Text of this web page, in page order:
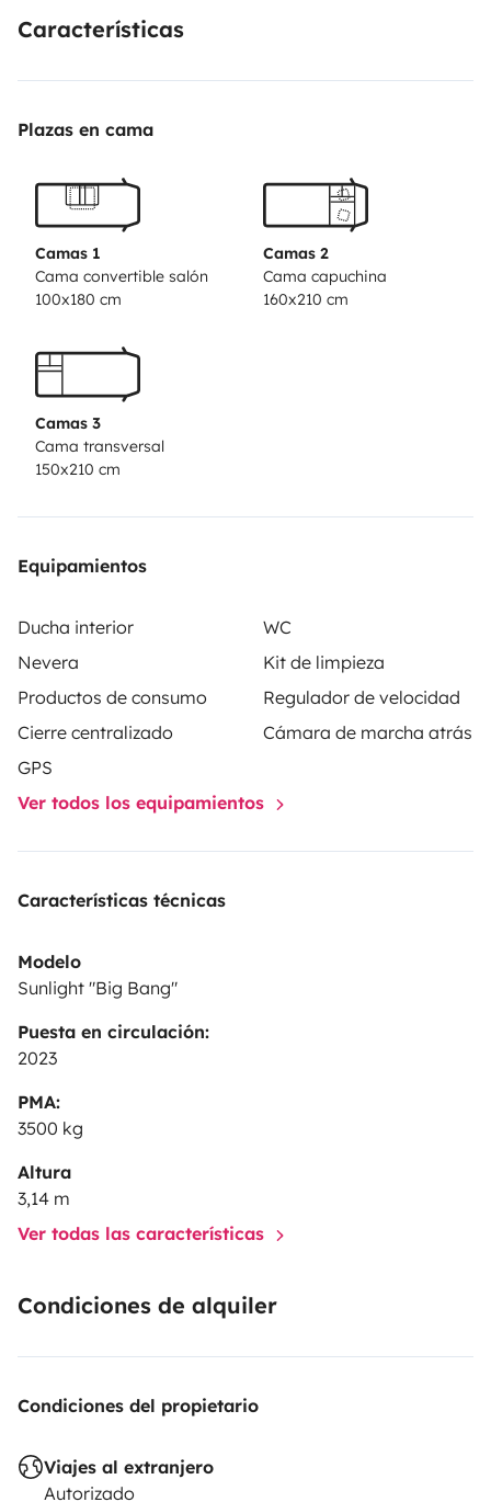
ample storage for food and plenty of cupboard space.
travel experience for discerning adventurers. It comes
Características
Plazas en cama
Camas 1
Cama convertible salón
100x180 cm
Camas 2
Cama capuchina
160x210 cm
Camas 3
Cama transversal
150x210 cm
Equipamientos
Ducha interior
WC
Nevera
Kit de limpieza
Productos de consumo
Regulador de velocidad
Cierre centralizado
Cámara de marcha atrás
GPS
Ver todos los equipamientos
Características técnicas
Modelo
Sunlight "Big Bang"
Puesta en circulación:
2023
PMA:
3500 kg
Altura
3,14 m
Ver todas las características
Condiciones de alquiler
Condiciones del propietario
Viajes al extranjero
Autorizado